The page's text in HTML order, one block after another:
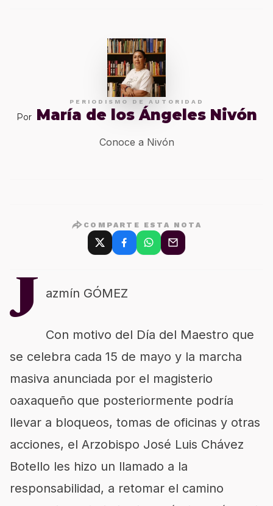
PERIODISMO DE AUTORIDAD
Por María de los Ángeles Nivón
Conoce a Nivón
COMPARTE ESTA NOTA
J azmín GÓMEZ
Con motivo del Día del Maestro que
se celebra cada 15 de mayo y la marcha
masiva anunciada por el magisterio
oaxaqueño que posteriormente podría
llevar a bloqueos, tomas de oficinas y otras
acciones, el Arzobispo José Luis Chávez
Botello les hizo un llamado a la
responsabilidad, a retomar el camino